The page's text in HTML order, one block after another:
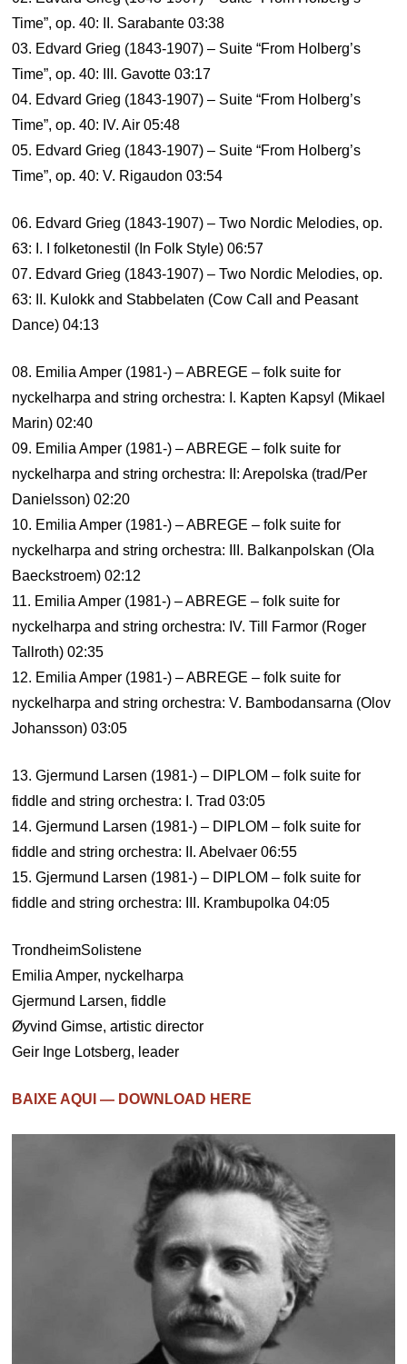
Time”, op. 40: II. Sarabante 03:38
03. Edvard Grieg (1843-1907) – Suite “From Holberg’s
Time”, op. 40: III. Gavotte 03:17
04. Edvard Grieg (1843-1907) – Suite “From Holberg’s
Time”, op. 40: IV. Air 05:48
05. Edvard Grieg (1843-1907) – Suite “From Holberg’s
Time”, op. 40: V. Rigaudon 03:54
06. Edvard Grieg (1843-1907) – Two Nordic Melodies, op.
63: I. I folketonestil (In Folk Style) 06:57
07. Edvard Grieg (1843-1907) – Two Nordic Melodies, op.
63: II. Kulokk and Stabbelaten (Cow Call and Peasant
Dance) 04:13
08. Emilia Amper (1981-) – ABREGE – folk suite for
nyckelharpa and string orchestra: I. Kapten Kapsyl (Mikael
Marin) 02:40
09. Emilia Amper (1981-) – ABREGE – folk suite for
nyckelharpa and string orchestra: II: Arepolska (trad/Per
Danielsson) 02:20
10. Emilia Amper (1981-) – ABREGE – folk suite for
nyckelharpa and string orchestra: III. Balkanpolskan (Ola
Baeckstroem) 02:12
11. Emilia Amper (1981-) – ABREGE – folk suite for
nyckelharpa and string orchestra: IV. Till Farmor (Roger
Tallroth) 02:35
12. Emilia Amper (1981-) – ABREGE – folk suite for
nyckelharpa and string orchestra: V. Bambodansarna (Olov
Johansson) 03:05
13. Gjermund Larsen (1981-) – DIPLOM – folk suite for
fiddle and string orchestra: I. Trad 03:05
14. Gjermund Larsen (1981-) – DIPLOM – folk suite for
fiddle and string orchestra: II. Abelvaer 06:55
15. Gjermund Larsen (1981-) – DIPLOM – folk suite for
fiddle and string orchestra: III. Krambupolka 04:05
TrondheimSolistene
Emilia Amper, nyckelharpa
Gjermund Larsen, fiddle
Øyvind Gimse, artistic director
Geir Inge Lotsberg, leader
BAIXE AQUI — DOWNLOAD HERE